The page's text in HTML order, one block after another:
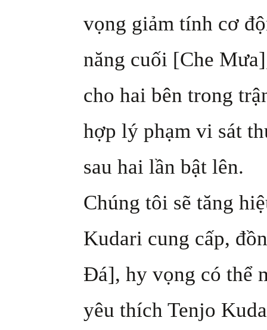
vọng giảm tính cơ
năng cuối [Che
cho hai bên trong
hợp lý phạm vi sát
sau hai lần bật lên.
Chúng tôi sẽ tăng
Kudari cung cấp,
Đá], hy vọng có thể
yêu thích Tenjo